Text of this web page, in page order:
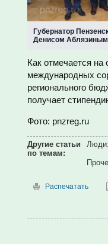
Губернатор
Денисом Аблязиным
Как отмечается на
международных
регионального
получает
Фото: pnzreg.ru
Другие статьи
по темам:
Люди:
Распечатать